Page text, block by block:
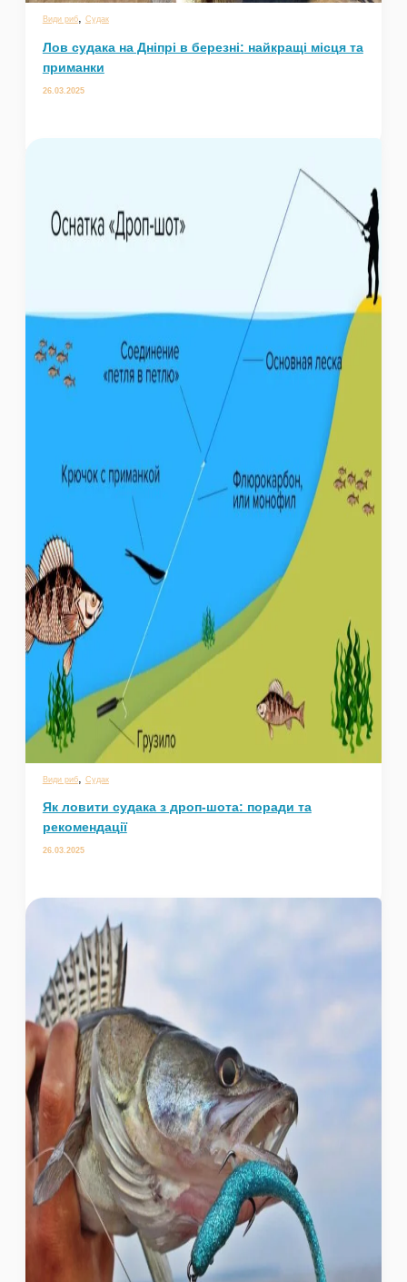
Види риб, Судак
Лов судака на Дніпрі в березні: найкращі місця та
приманки
26.03.2025
Види риб, Судак
Як ловити судака з дроп-шота: поради та
рекомендації
26.03.2025